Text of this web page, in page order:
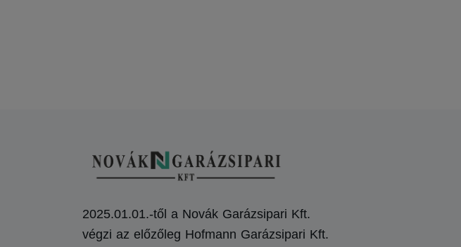
2025.01.01.-től a Novák Garázsipari Kft.
végzi az előzőleg Hofmann Garázsipari Kft.